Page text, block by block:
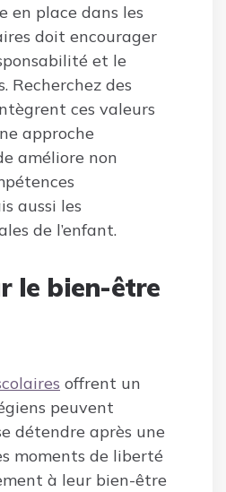
en place dans les
doit encourager
et le
Recherchez des
ces valeurs
approche
améliore non
aussi les
de l’enfant.
le bien-être
offrent un
peuvent
détendre après une
moments de liberté
à leur bien-être